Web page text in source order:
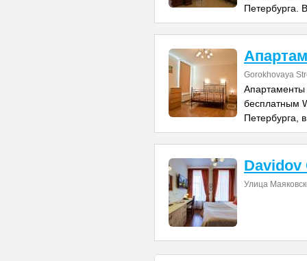
Петербурга.
Gorokhovaya
Апартаменты
бесплатным
Петербурга,
Davidov
Улица